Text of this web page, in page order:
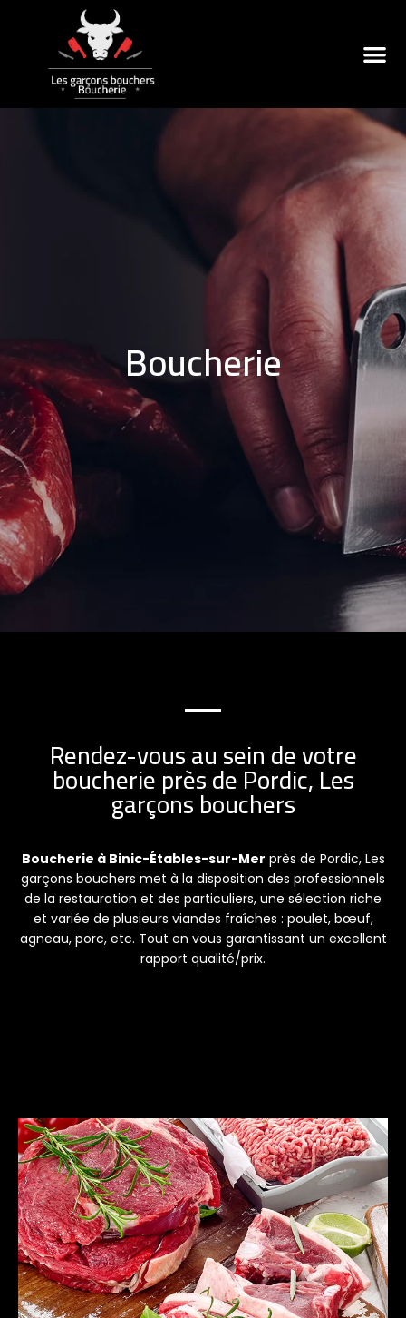
Boucherie
Rendez-vous au sein de votre
boucherie près de Pordic, Les
garçons bouchers
Boucherie à Binic-Étables-sur-Mer près de Pordic, Les
garçons bouchers met à la disposition des professionnels
de la restauration et des particuliers, une sélection riche
et variée de plusieurs viandes fraîches : poulet, bœuf,
agneau, porc, etc. Tout en vous garantissant un excellent
rapport qualité/prix.